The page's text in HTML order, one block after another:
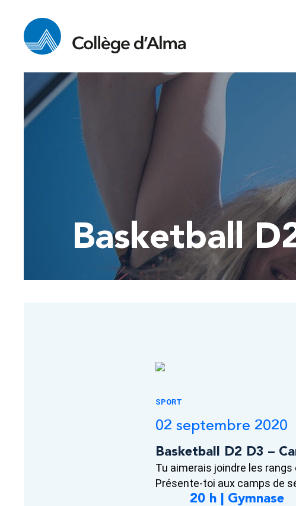
Basketball
SPORT
02 septembre 2020
Basketball D2 D3 –
Tu aimerais joindre les rangs
Présente-toi aux camps de
20 h | Gymnase